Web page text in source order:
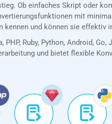
Ob einfaches Skript oder
mit
kennen und können sie effektiv
Ruby, Python, Android, Go,
und bietet flexible